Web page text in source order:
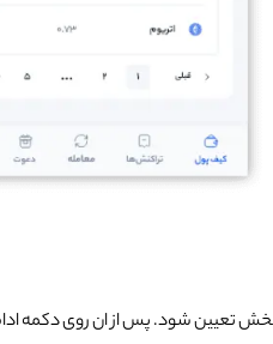
تعیین شود. پس از ان روی دکمه